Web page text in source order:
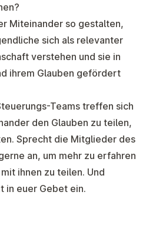
Miteinander so gestalten,
sich als relevanter
verstehen und sie in
ihrem Glauben gefördert
Teams treffen sich
den Glauben zu teilen,
Sprecht die Mitglieder des
an, um mehr zu erfahren
ihnen zu teilen. Und
in euer Gebet ein.